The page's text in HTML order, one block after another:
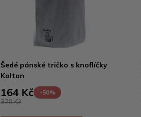
Šedé pánské tričko s knoflíčky
Kolton
164 Kč -50%
329 Kč